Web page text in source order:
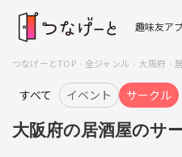
趣味友ア
つなげーとTOP 全ジャンル 大阪府
すべて イベント サークル
大阪府の居酒屋のサ